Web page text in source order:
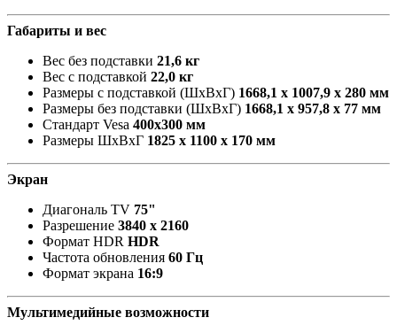
Габариты и вес
Вес без подставки 21,6 кг
Вес с подставкой 22,0 кг
Размеры с подставкой (ШxВxГ) 1668,1 x 1007,9 x 280 мм
Размеры без подставки (ШxВxГ) 1668,1 x 957,8 x 77 мм
Стандарт Vesa 400х300 мм
Размеры ШxВxГ 1825 x 1100 x 170 мм
Экран
Диагональ TV 75"
Разрешение 3840 x 2160
Формат HDR HDR
Частота обновления 60 Гц
Формат экрана 16:9
Мультимедийные возможности